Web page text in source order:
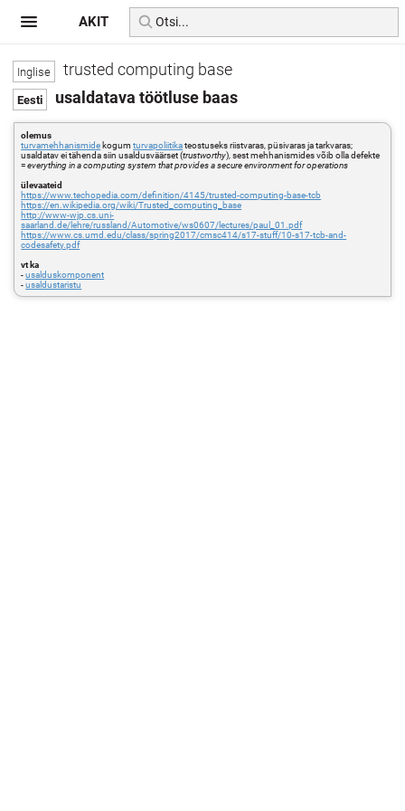
trusted computing base
usaldatava töötluse baas
olemus
turvamehhanismide kogumturvapoliitikateostuseks riistvaras, püsivaras ja tarkvaras;
usaldatav ei tähenda siin usaldusväärset (trustworthy), sest mehhanismides võib olla defekte
=everything in a computing system that provides a secure environment for operations
ülevaateid
https://www.techopedia.com/definition/4145/trusted-computing-base-tcb
https://en.wikipedia.org/wiki/Trusted_computing_base
http://www-wjp.cs.uni-
saarland.de/lehre/russland/Automotive/ws0607/lectures/paul_01.pdf
https://www.cs.umd.edu/class/spring2017/cmsc414/s17-stuff/10-s17-tcb-and-
codesafety.pdf
vt ka
-usalduskomponent
-usaldustaristu
AKIT